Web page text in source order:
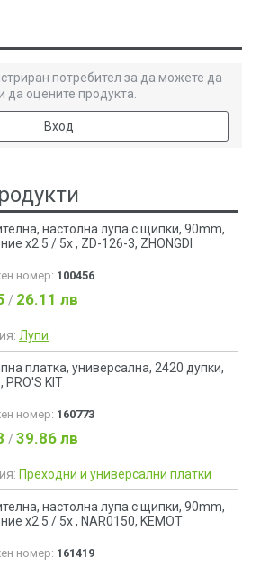
потребител за да можете да
оцените продукта.
Вход
настолна лупа с щипки, 90mm,
x2.5 / 5х , ZD-126-3, ZHONGDI
номер: 100456
/ 26.11 лв
Лупи
платка, универсална, 2420 дупки,
PRO'S KIT
номер: 160773
/ 39.86 лв
Преходни и универсални платки
настолна лупа с щипки, 90mm,
x2.5 / 5х , NAR0150, KEMOT
номер: 161419